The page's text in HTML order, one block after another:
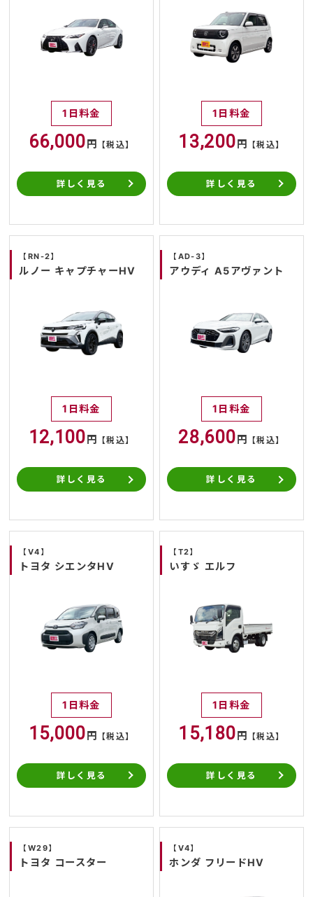
1日料金
66,000 円 【税込】
詳しく見る
1日料金
13,200 円 【税込】
詳しく見る
【RN-2】
ルノー キャプチャーHV
1日料金
12,100 円 【税込】
詳しく見る
【AD-3】
アウディ A5アヴァント
1日料金
28,600 円 【税込】
詳しく見る
【V4】
トヨタ シエンタHV
1日料金
15,000 円 【税込】
詳しく見る
【T2】
いすゞ エルフ
1日料金
15,180 円 【税込】
詳しく見る
【W29】
トヨタ コースター
【V4】
ホンダ フリードHV